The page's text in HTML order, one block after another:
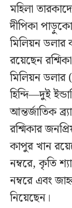
মহিলা
দীপিকা
মিলিয়ন ডলার
রয়েছেন
মিলিয়ন ডলার
হিন্দি—দুই
আন্তর্জাতিক
রশ্মিকার
কাপুর খান
নম্বরে, কৃতি
নম্বরে এবং
নিয়েছেন।